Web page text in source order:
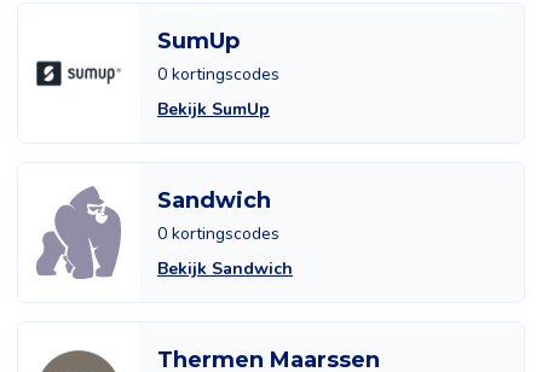
SumUp
0 kortingscodes
Bekijk SumUp
Sandwich
0 kortingscodes
Bekijk Sandwich
Thermen Maarssen